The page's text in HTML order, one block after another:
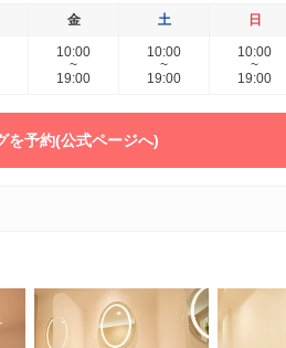
金 土 日
10:00
~
19:00
10:00
~
19:00
10:00
~
19:00
を予約(公式ページへ)